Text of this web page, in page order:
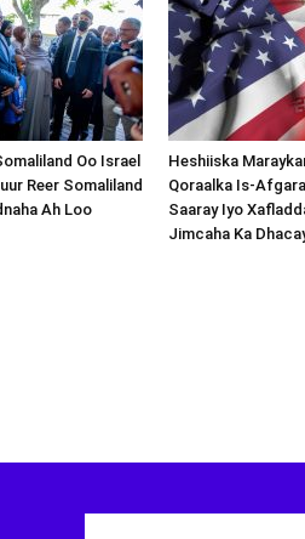
Oo Israel
Reer Somaliland
Ah Loo
Heshiiska
Qoraalka Is-
Saaray Iyo
Jimcaha Ka